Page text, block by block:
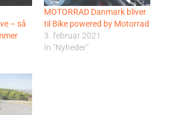
– så
MOTORRAD Danmark bliver
til Bike powered by Motorrad
3. februar 2021
In "Nyheder"